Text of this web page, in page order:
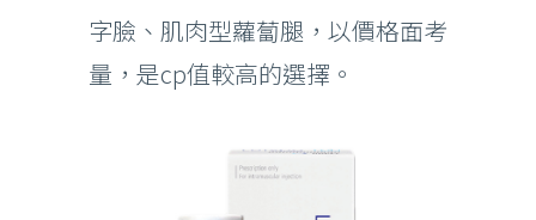
字臉、肌肉型蘿蔔腿，以價格面考
量，是cp值較高的選擇。